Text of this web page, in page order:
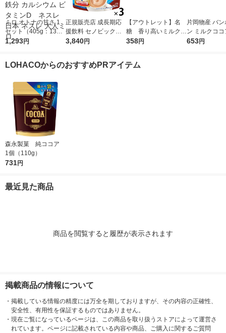
ミロ オトナの甘さ 1
セット（405g：135g
×3袋）栄養機能食品
スレ 大人ミロ
1,293円
正規販売店 成長期応
援飲料 セノビックプ
ラス ミルクココア味
ル入り 栄養機能食品
3,840円
【アウトレット】名
糖 香り高いミルクコ
コア 200g 1袋
358円
片岡物産 バ
ン ミルクコ
0%オフ 1箱
653円
LOHACOからのおすすめPRアイテム
森永製菓 純ココア
1個（110g）
731円
最近見た商品
商品を閲覧すると履歴が表示されます
掲載商品の情報について
・ 掲載している情報の精度には万全を期しておりますが、その内容の正確性、
安全性、有用性を保証するものではありません。
・ 現在ご覧になっているページは、この商品を取り扱うストアによって運営さ
れています。ページに記載されている内容や商品、ご購入に関するご質問